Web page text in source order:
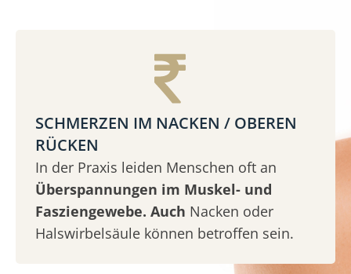
SCHMERZEN IM NACKEN / OBEREN
RÜCKEN
In der Praxis leiden Menschen oft an
Überspannungen im Muskel- und
Fasziengewebe. Auch Nacken oder
Halswirbelsäule können betroffen sein.